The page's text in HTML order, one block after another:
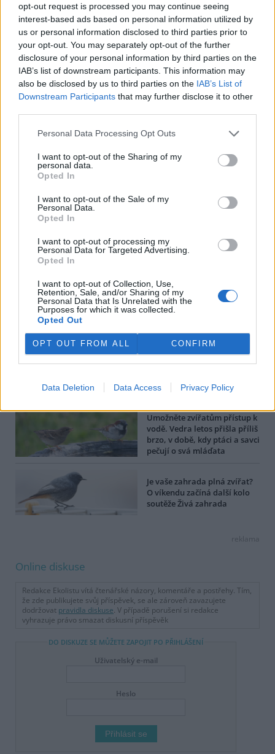
opt-out request is processed you may continue seeing
interest-based ads based on personal information utilized by
us or personal information disclosed to third parties prior to
your opt-out. You may separately opt-out of the further
disclosure of your personal information by third parties on the
IAB’s list of downstream participants. This information may
also be disclosed by us to third parties on the IAB’s List of
Downstream Participants that may further disclose it to other
Personal Data Processing Opt Outs
I want to opt-out of the Sharing of my
personal data.
Opted In
I want to opt-out of the Sale of my
Personal Data.
Opted In
I want to opt-out of processing my
Personal Data for Targeted Advertising.
Opted In
I want to opt-out of Collection, Use,
Retention, Sale, and/or Sharing of my
Personal Data that Is Unrelated with the
Purposes for which it was collected.
Opted Out
OPT OUT FROM ALL CONFIRM
Data Deletion Data Access Privacy Policy
Petr Stýblo
Autor pracuje pro Český svaz ochránců přírody a je
náčelníkem Pražské zvířecí záchranky.
poslat
Dále čtěte |
Ministerstvo životního
prostředí aktualizovalo
meteorologové
cyklistické štafety, míří na
konferenci o klimatu
Další články autora |
ublížíte ptákům a dalším
živočichům
Umožněte zvířatům přístup k
vodě. Vedra letos přišla příliš
brzo, v době, kdy ptáci a savci
pečují o svá mláďata
Je vaše zahrada plná zvířat?
O víkendu začíná další kolo
soutěže Živá zahrada
reklama
Online diskuse
Redakce Ekolistu vítá čtenářské názory, komentáře a postřehy. Tím,
že zde publikujete svůj příspěvek, se ale zároveň zavazujete
dodržovat pravidla diskuse. V případě porušení si redakce
vyhrazuje právo smazat diskusní příspěvěk
DO DISKUZE SE MŮŽETE ZAPOJIT PO PŘIHLÁŠENÍ
Uživatelský e-mail
Heslo